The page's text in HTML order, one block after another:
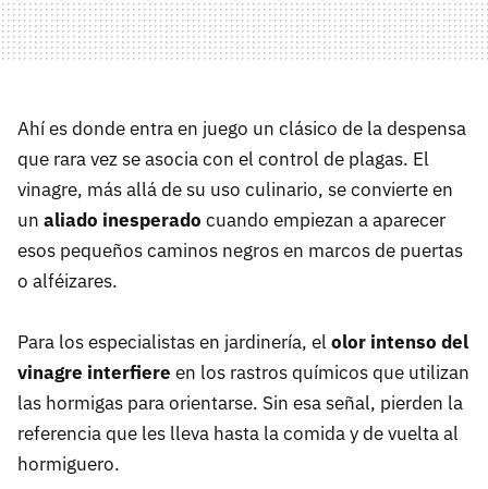
Ahí es donde entra en juego un clásico de la despensa
que rara vez se asocia con el control de plagas. El
vinagre, más allá de su uso culinario, se convierte en
un aliado inesperado cuando empiezan a aparecer
esos pequeños caminos negros en marcos de puertas
o alféizares.
Para los especialistas en jardinería, el olor intenso del
vinagre interfiere en los rastros químicos que utilizan
las hormigas para orientarse. Sin esa señal, pierden la
referencia que les lleva hasta la comida y de vuelta al
hormiguero.